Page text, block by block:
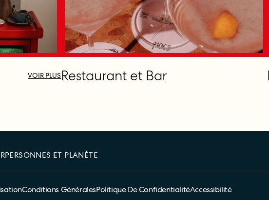
VOIR PLUSRestaurant et Bar
PERSONNES ET PLANÈTE
Conditions GénéralesPolitique De ConfidentialitéAccessibilité